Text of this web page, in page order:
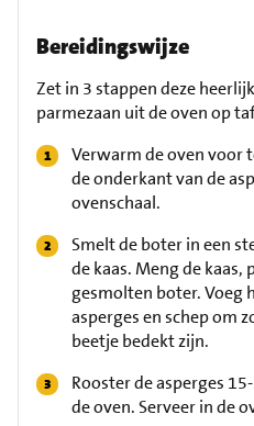
Bereidingswijze
Zet in 3 stappen deze
parmezaan uit de oven op
Verwarm de oven voor
de onderkant van de
ovenschaal.
Smelt de boter in een
de kaas. Meng de kaas,
gesmolten boter. Voeg
asperges en schep om
beetje bedekt zijn.
Rooster de asperges
de oven. Serveer in de